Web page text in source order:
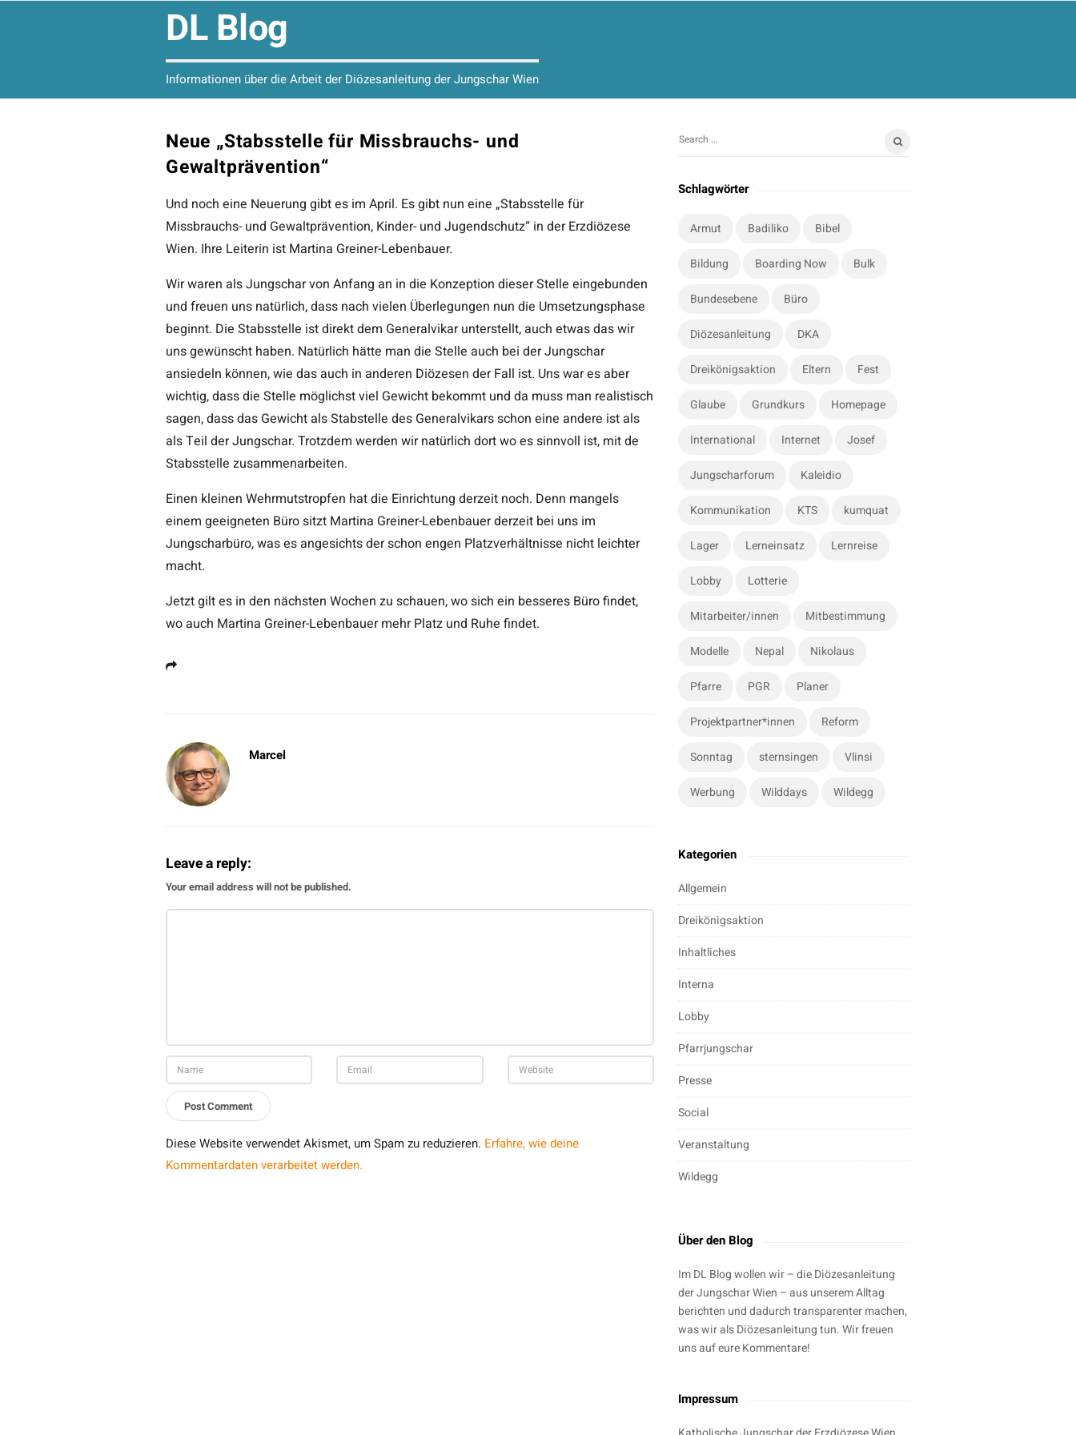
DL Blog
Informationen über die Arbeit der Diözesanleitung der Jungschar Wien
Neue „Stabsstelle für Missbrauchs- und
Gewaltprävention“
Und noch eine Neuerung gibt es im April. Es gibt nun eine „Stabsstelle für
Missbrauchs- und Gewaltprävention, Kinder- und Jugendschutz“ in der Erzdiözese
Wien. Ihre Leiterin ist Martina Greiner-Lebenbauer.
Wir waren als Jungschar von Anfang an in die Konzeption dieser Stelle eingebunden
und freuen uns natürlich, dass nach vielen Überlegungen nun die Umsetzungsphase
beginnt. Die Stabsstelle ist direkt dem Generalvikar unterstellt, auch etwas das wir
uns gewünscht haben. Natürlich hätte man die Stelle auch bei der Jungschar
ansiedeln können, wie das auch in anderen Diözesen der Fall ist. Uns war es aber
wichtig, dass die Stelle möglichst viel Gewicht bekommt und da muss man realistisch
sagen, dass das Gewicht als Stabstelle des Generalvikars schon eine andere ist als
als Teil der Jungschar. Trotzdem werden wir natürlich dort wo es sinnvoll ist, mit de
Stabsstelle zusammenarbeiten.
Einen kleinen Wehrmutstropfen hat die Einrichtung derzeit noch. Denn mangels
einem geeigneten Büro sitzt Martina Greiner-Lebenbauer derzeit bei uns im
Jungscharbüro, was es angesichts der schon engen Platzverhältnisse nicht leichter
macht.
Jetzt gilt es in den nächsten Wochen zu schauen, wo sich ein besseres Büro findet,
wo auch Martina Greiner-Lebenbauer mehr Platz und Ruhe findet.
Marcel
Leave a reply:
Your email address will not be published.
Diese Website verwendet Akismet, um Spam zu reduzieren. Erfahre, wie deine
Kommentardaten verarbeitet werden.
S
t
S
a
Schlagwörter
Armut Badiliko Bibel
Bildung Boarding Now Bulk
Bundesebene Büro
Diözesanleitung DKA
Dreikönigsaktion Eltern Fest
Glaube Grundkurs Homepage
International Internet Josef
Jungscharforum Kaleidio
Kommunikation KTS kumquat
Lager Lerneinsatz Lernreise
Lobby Lotterie
Mitarbeiter/innen Mitbestimmung
Modelle Nepal Nikolaus
Pfarre PGR Planer
Projektpartner*innen Reform
Sonntag sternsingen Vlinsi
Werbung Wilddays Wildegg
Kategorien
Allgemein
Dreikönigsaktion
Inhaltliches
Interna
Lobby
Pfarrjungschar
Presse
Social
Veranstaltung
Wildegg
Über den Blog
Im DL Blog wollen wir – die Diözesanleitung
der Jungschar Wien – aus unserem Alltag
berichten und dadurch transparenter machen,
was wir als Diözesanleitung tun. Wir freuen
uns auf eure Kommentare!
Impressum